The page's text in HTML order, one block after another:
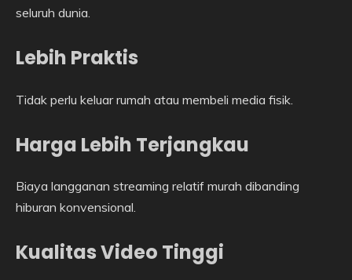
seluruh dunia.
Lebih Praktis
Tidak perlu keluar rumah atau membeli media fisik.
Harga Lebih Terjangkau
Biaya langganan streaming relatif murah dibanding
hiburan konvensional.
Kualitas Video Tinggi